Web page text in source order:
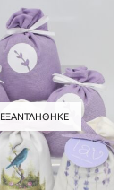
ΕΞΑΝΤΛΉΘΗΚΕ